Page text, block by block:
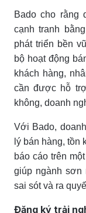
Bado cho rằng
cạnh tranh
phát triển bền
bộ hoạt động
khách hàng,
cần được hỗ
không, doanh
Với Bado,
lý bán hàng, tồn
báo cáo trên
giúp ngành sơn
sai sót và ra
Đăng ký trải